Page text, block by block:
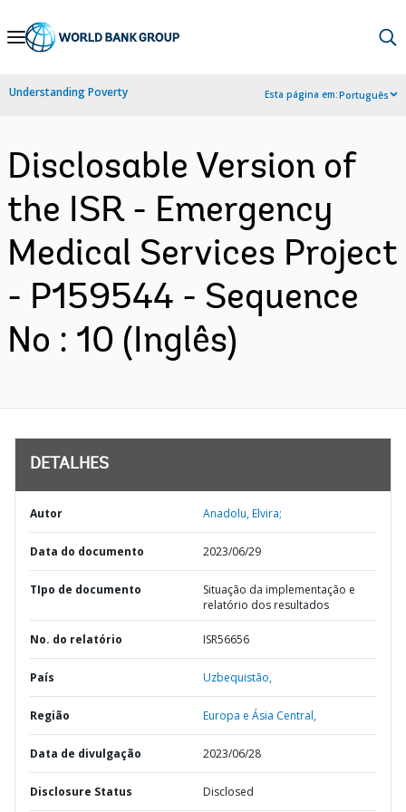
Skip
Navigation
Understanding Poverty Esta página em:Português
Disclosable Version of
the ISR - Emergency
Medical Services Project
- P159544 - Sequence
No : 10 (Inglês)
DETALHES
Autor Anadolu, Elvira;
Data do documento 2023/06/29
TIpo de documento
Situação da implementação e
relatório dos resultados
No. do relatório ISR56656
País Uzbequistão,
Região Europa e Ásia Central,
Data de divulgação 2023/06/28
Disclosure Status Disclosed